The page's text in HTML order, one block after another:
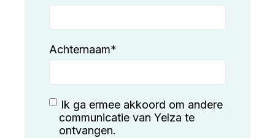
Achternaam*
Ik ga ermee akkoord om andere
communicatie van Yelza te
ontvangen.